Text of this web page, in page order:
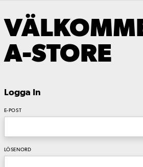
A-STORE
Logga In
E-POST
LÖSENORD